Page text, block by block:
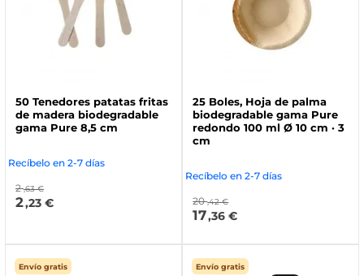
50 Tenedores patatas fritas
de madera biodegradable
gama Pure 8,5 cm
Recíbelo en 2-7 días
2 ,63 €
2,23 €
25 Boles, Hoja de palma
biodegradable gama Pure
redondo 100 ml Ø 10 cm · 3
cm
Recíbelo en 2-7 días
20 ,42 €
17,36 €
Envío gratis Envío gratis